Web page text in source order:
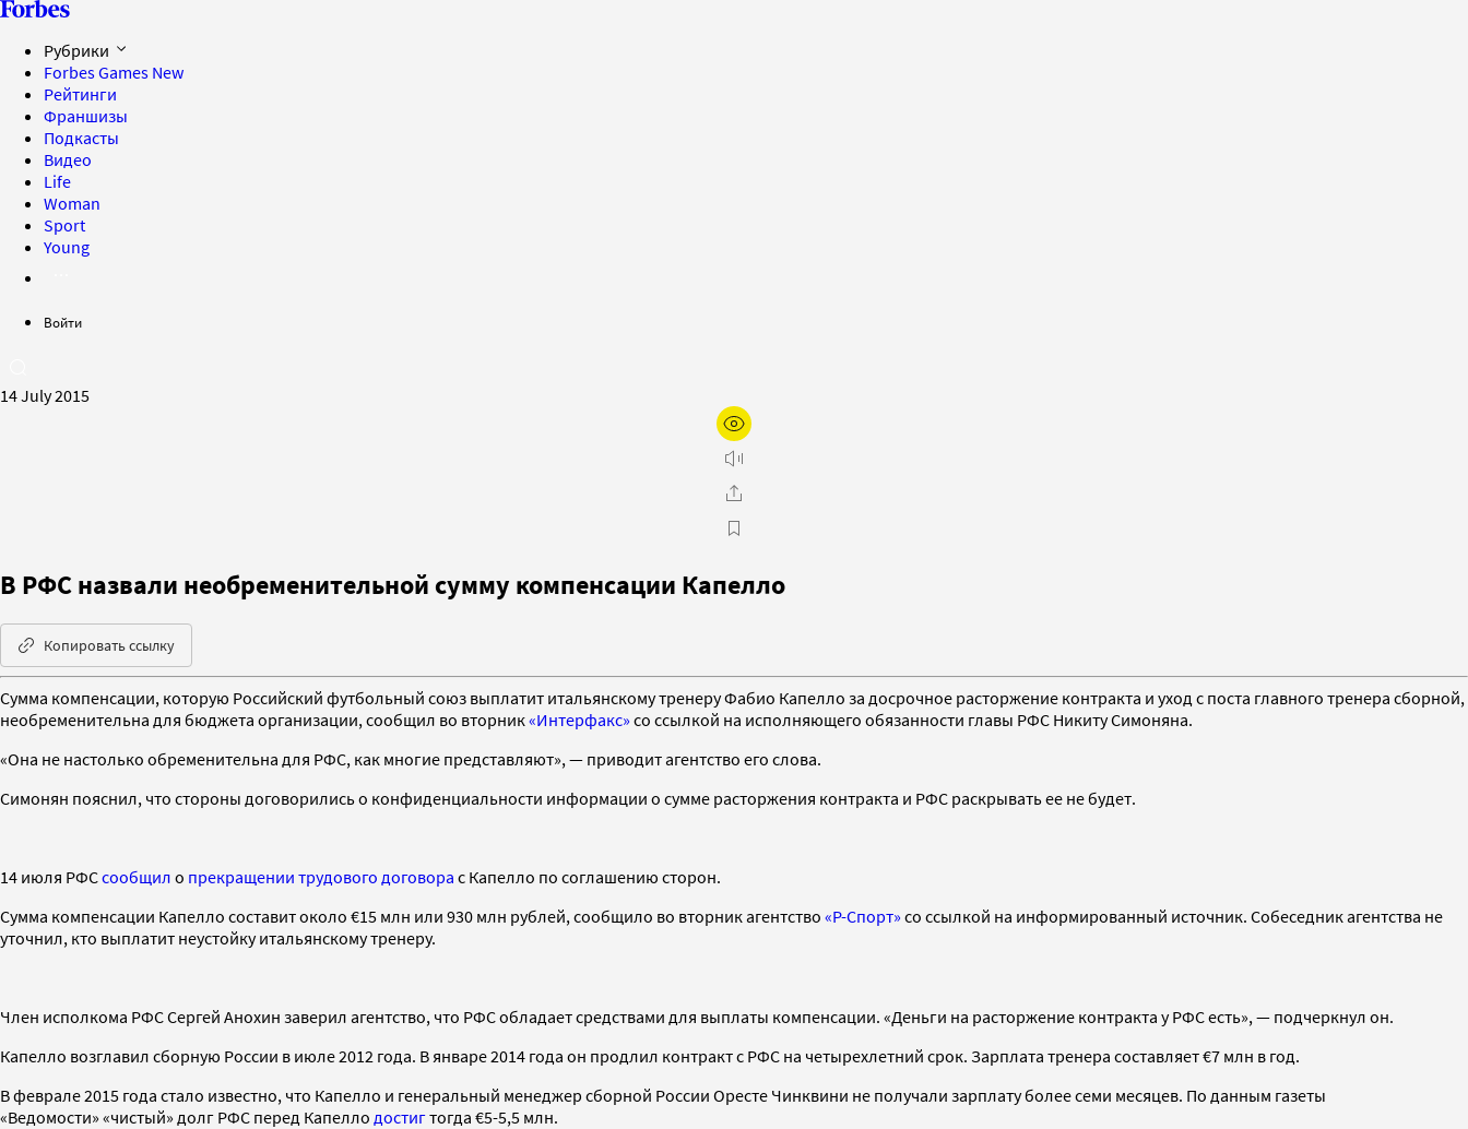
Рубрики
Forbes Games New
Рейтинги
Франшизы
Подкасты
Видео
Life
Woman
Sport
Young
Войти
14 July 2015
В РФС назвали необременительной сумму компенсации Капелло
Копировать ссылку
Сумма компенсации, которую Российский футбольный союз выплатит итальянскому тренеру Фабио Капелло за досрочное расторжение контракта и уход с поста главного тренера сборной,
необременительна для бюджета организации, сообщил во вторник«Интерфакс» со ссылкой на исполняющего обязанности главы РФС Никиту Симоняна.
«Она не настолько обременительна для РФС, как многие представляют», — приводит агентство его слова.
Симонян пояснил, что стороны договорились о конфиденциальности информации о сумме расторжения контракта и РФС раскрывать ее не будет.
14 июля РФСсообщил о прекращении трудового договора с Капелло по соглашению сторон.
Сумма компенсации Капелло составит около €15 млн или 930 млн рублей, сообщило во вторник агентство «Р-Спорт» со ссылкой на информированный источник. Собеседник агентства не
уточнил, кто выплатит неустойку итальянскому тренеру.
Член исполкома РФС Сергей Анохин заверил агентство, что РФС обладает средствами для выплаты компенсации. «Деньги на расторжение контракта у РФС есть», — подчеркнул он.
Капелло возглавил сборную России в июле 2012 года. В январе 2014 года он продлил контракт с РФС на четырехлетний срок. Зарплата тренера составляет €7 млн в год.
В феврале 2015 года стало известно, что Капелло и генеральный менеджер сборной России Оресте Чинквини не получали зарплату более семи месяцев. По данным газеты
«Ведомости» «чистый» долг РФС перед Капелло достигтогда €5-5,5 млн.